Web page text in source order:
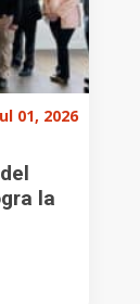
01, 2026
la